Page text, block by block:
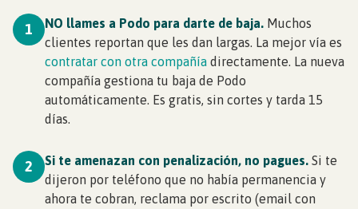
1 NO llames a Podo para darte de baja. Muchos
clientes reportan que les dan largas. La mejor vía es
contratar con otra compañía directamente. La nueva
compañía gestiona tu baja de Podo
automáticamente. Es gratis, sin cortes y tarda 15
días.
2 Si te amenazan con penalización, no pagues. Si te
dijeron por teléfono que no había permanencia y
ahora te cobran, reclama por escrito (email con